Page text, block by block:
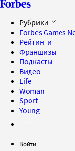
Рубрики
Forbes Games
Рейтинги
Франшизы
Подкасты
Видео
Life
Woman
Sport
Young
Войти